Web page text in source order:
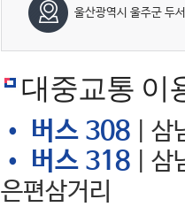
울산광역시 울주군 두
대중교통 이
• 버스 308 | 삼
• 버스 318 | 삼
은편삼거리